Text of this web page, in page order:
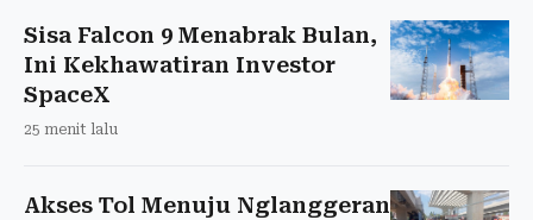
Sisa Falcon 9 Menabrak Bulan,
Ini Kekhawatiran Investor
SpaceX
25 menit lalu
Akses Tol Menuju Nglanggeran